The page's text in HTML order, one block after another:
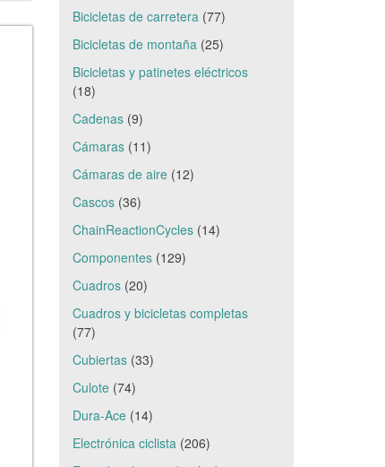
Bicicletas de carretera(77)
Bicicletas de montaña(25)
Bicicletas y patinetes eléctricos
(18)
Cadenas(9)
Cámaras(11)
Cámaras de aire(12)
Cascos(36)
ChainReactionCycles(14)
Componentes(129)
Cuadros(20)
Cuadros y bicicletas completas
(77)
Cubiertas(33)
Culote(74)
Dura-Ace(14)
Electrónica ciclista(206)